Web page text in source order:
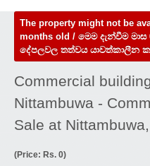
The property might not be
months old / මෙම දැන්වීම
දේපලවල තත්වය යාවත්කාලීන
Commercial
Nittambuwa -
Sale at
(Price: Rs. 0)